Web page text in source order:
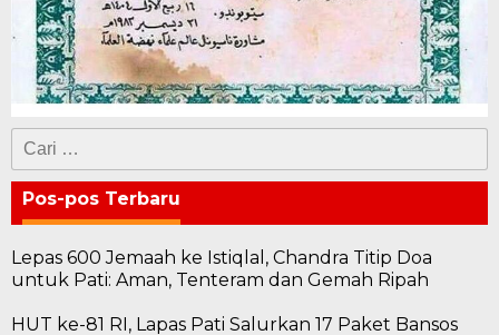
Cari
untuk:
Pos-pos Terbaru
Lepas 600 Jemaah ke Istiqlal, Chandra Titip Doa
untuk Pati: Aman, Tenteram dan Gemah Ripah
HUT ke-81 RI, Lapas Pati Salurkan 17 Paket Bansos